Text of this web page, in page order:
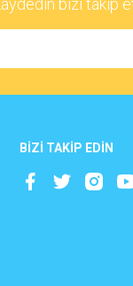
bizi takip
BİZİ TAKİP EDİN